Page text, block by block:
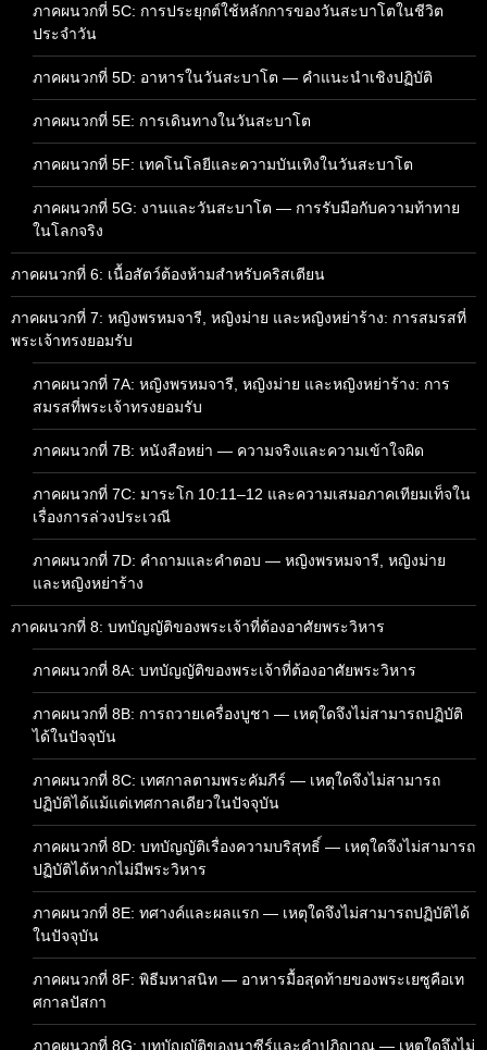
ภาคผนวกที่ 5C: การประยุกต์ใช้หลักการของวันสะบาโตในชีวิต
ประจำวัน
ภาคผนวกที่ 5D: อาหารในวันสะบาโต — คำแนะนำเชิงปฏิบัติ
ภาคผนวกที่ 5E: การเดินทางในวันสะบาโต
ภาคผนวกที่ 5F: เทคโนโลยีและความบันเทิงในวันสะบาโต
ภาคผนวกที่ 5G: งานและวันสะบาโต — การรับมือกับความท้าทาย
ในโลกจริง
ภาคผนวกที่ 6: เนื้อสัตว์ต้องห้ามสำหรับคริสเตียน
ภาคผนวกที่ 7: หญิงพรหมจารี, หญิงม่าย และหญิงหย่าร้าง: การสมรสที่
พระเจ้าทรงยอมรับ
ภาคผนวกที่ 7A: หญิงพรหมจารี, หญิงม่าย และหญิงหย่าร้าง: การ
สมรสที่พระเจ้าทรงยอมรับ
ภาคผนวกที่ 7B: หนังสือหย่า — ความจริงและความเข้าใจผิด
ภาคผนวกที่ 7C: มาระโก 10:11–12 และความเสมอภาคเทียมเท็จใน
เรื่องการล่วงประเวณี
ภาคผนวกที่ 7D: คำถามและคำตอบ — หญิงพรหมจารี, หญิงม่าย
และหญิงหย่าร้าง
ภาคผนวกที่ 8: บทบัญญัติของพระเจ้าที่ต้องอาศัยพระวิหาร
ภาคผนวกที่ 8A: บทบัญญัติของพระเจ้าที่ต้องอาศัยพระวิหาร
ภาคผนวกที่ 8B: การถวายเครื่องบูชา — เหตุใดจึงไม่สามารถปฏิบัติ
ได้ในปัจจุบัน
ภาคผนวกที่ 8C: เทศกาลตามพระคัมภีร์ — เหตุใดจึงไม่สามารถ
ปฏิบัติได้แม้แต่เทศกาลเดียวในปัจจุบัน
ภาคผนวกที่ 8D: บทบัญญัติเรื่องความบริสุทธิ์ — เหตุใดจึงไม่สามารถ
ปฏิบัติได้หากไม่มีพระวิหาร
ภาคผนวกที่ 8E: ทศางค์และผลแรก — เหตุใดจึงไม่สามารถปฏิบัติได้
ในปัจจุบัน
ภาคผนวกที่ 8F: พิธีมหาสนิท — อาหารมื้อสุดท้ายของพระเยซูคือเท
ศกาลปัสกา
ภาคผนวกที่ 8G: บทบัญญัติของนาซีร์และคำปฏิญาณ — เหตุใดจึงไม่